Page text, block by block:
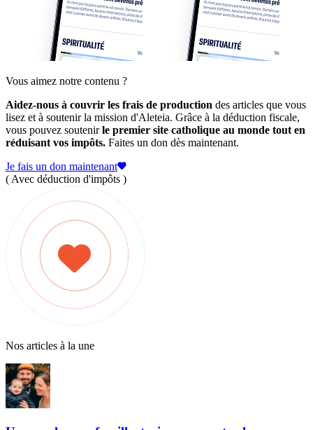
Vous aimez notre contenu ?
Aidez-nous à couvrir les frais de production des articles que vous
lisez et à soutenir la mission d'Aleteia. Grâce à la déduction fiscale,
vous pouvez soutenirle premier site catholique au monde tout en
réduisant vos impôts. Faites un don dès maintenant.
Je fais un don maintenant
( Avec déduction d'impôts )
Nos articles à la une